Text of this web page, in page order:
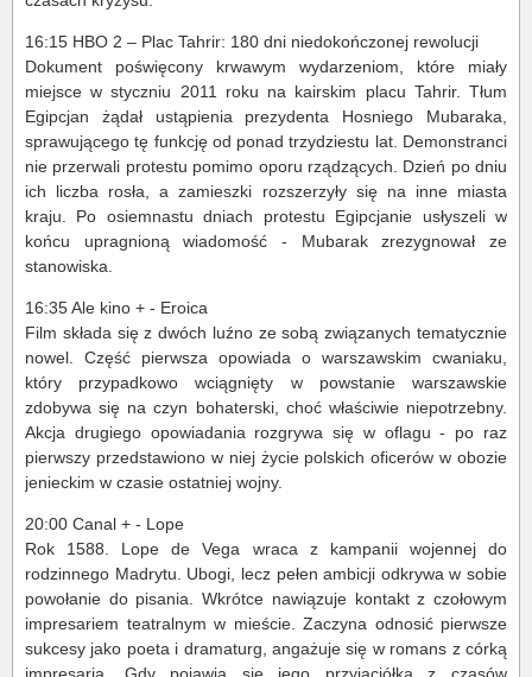
16:15 HBO 2 – Plac Tahrir: 180 dni niedokończonej rewolucji
Dokument poświęcony krwawym wydarzeniom, które miały
miejsce w styczniu 2011 roku na kairskim placu Tahrir. Tłum
Egipcjan żądał ustąpienia prezydenta Hosniego Mubaraka,
sprawującego tę funkcję od ponad trzydziestu lat. Demonstranci
nie przerwali protestu pomimo oporu rządzących. Dzień po dniu
ich liczba rosła, a zamieszki rozszerzyły się na inne miasta
kraju. Po osiemnastu dniach protestu Egipcjanie usłyszeli w
końcu upragnioną wiadomość - Mubarak zrezygnował ze
stanowiska.
16:35 Ale kino + - Eroica
Film składa się z dwóch luźno ze sobą związanych tematycznie
nowel. Część pierwsza opowiada o warszawskim cwaniaku,
który przypadkowo wciągnięty w powstanie warszawskie
zdobywa się na czyn bohaterski, choć właściwie niepotrzebny.
Akcja drugiego opowiadania rozgrywa się w oflagu - po raz
pierwszy przedstawiono w niej życie polskich oficerów w obozie
jenieckim w czasie ostatniej wojny.
20:00 Canal + - Lope
Rok 1588. Lope de Vega wraca z kampanii wojennej do
rodzinnego Madrytu. Ubogi, lecz pełen ambicji odkrywa w sobie
powołanie do pisania. Wkrótce nawiązuje kontakt z czołowym
impresariem teatralnym w mieście. Zaczyna odnosić pierwsze
sukcesy jako poeta i dramaturg, angażuje się w romans z córką
impresaria. Gdy pojawia się jego przyjaciółka z czasów